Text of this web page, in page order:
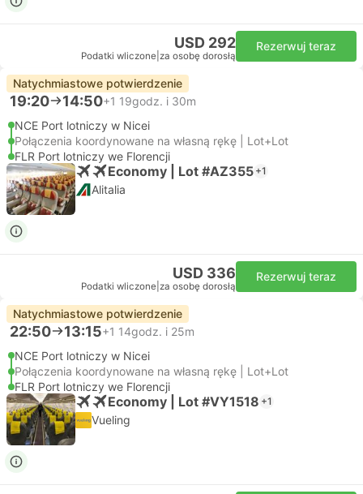
USD 292
Podatki wliczone za osobę dorosłą
Rezerwuj teraz
Natychmiastowe potwierdzenie
19:20 14:50+1 19godz. i 30m
NCE Port lotniczy w Nicei
Połączenia koordynowane na własną rękę | Lot+Lot
FLR Port lotniczy we Florencji
Economy | Lot #AZ355 +1
Alitalia
USD 336
Podatki wliczone za osobę dorosłą
Rezerwuj teraz
Natychmiastowe potwierdzenie
22:50 13:15+1 14godz. i 25m
NCE Port lotniczy w Nicei
Połączenia koordynowane na własną rękę | Lot+Lot
FLR Port lotniczy we Florencji
Economy | Lot #VY1518 +1
Vueling